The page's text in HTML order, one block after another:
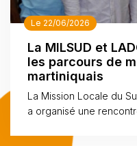
Le 22/06/2026
La MILSUD et
les parcours de
martiniquais
La Mission Locale du
a organisé une